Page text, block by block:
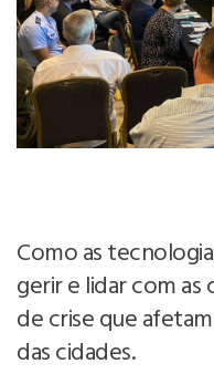
Como as
gerir e lidar com
de crise que
das cidades.